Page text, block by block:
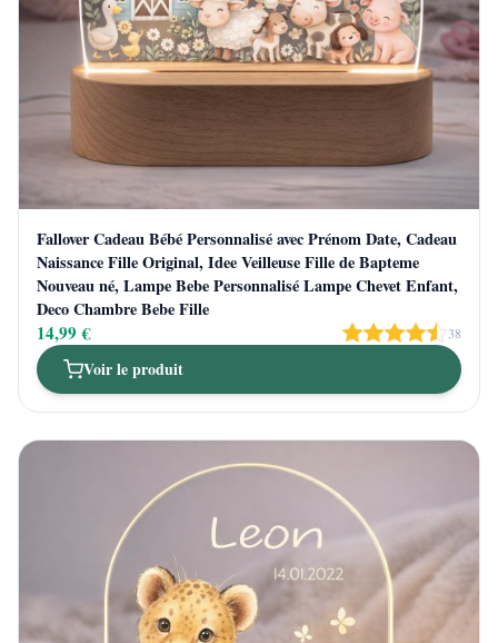
Fallover Cadeau Bébé Personnalisé avec Prénom Date, Cadeau
Naissance Fille Original, Idee Veilleuse Fille de Bapteme
Nouveau né, Lampe Bebe Personnalisé Lampe Chevet Enfant,
Deco Chambre Bebe Fille
14,99 € 38
Voir le produit